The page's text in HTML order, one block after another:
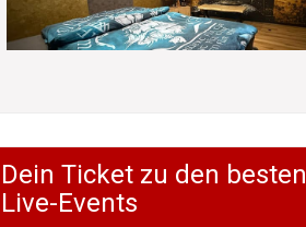
Dein Ticket zu den besten
Live-Events